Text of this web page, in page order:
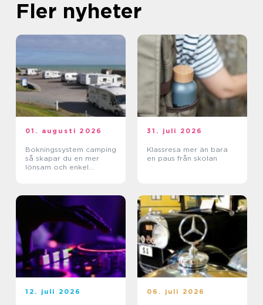
Fler nyheter
01. augusti 2026
Bokningssystem camping
så skapar du en mer
lönsam och enkel
31. juli 2026
Klassresa mer än bara
en paus från skolan
12. juli 2026 06. juli 2026